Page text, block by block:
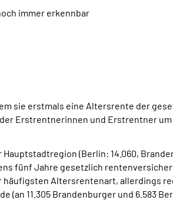
immer erkennbar
sie erstmals eine Altersrente der
Erstrentnerinnen und Erstrentner
(Berlin: 14.060,
fünf Jahre gesetzlich
Altersrentenart, allerdings
(an 11.305 Brandenburger und 6.583